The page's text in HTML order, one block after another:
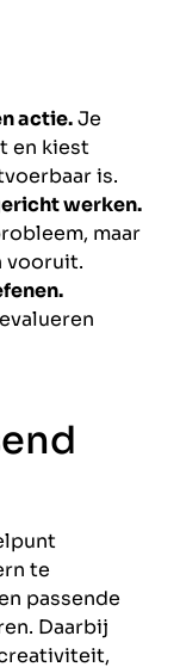
actie.Je
en kiest
is.
werken.
maar
vooruit.
te
passende
Daarbij